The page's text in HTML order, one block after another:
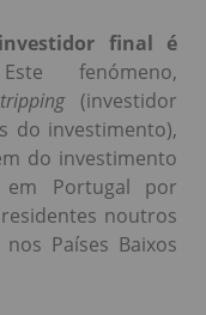
investidor final é
fenómeno,
(investidor
do investimento),
do investimento
Portugal por
noutros
Países Baixos